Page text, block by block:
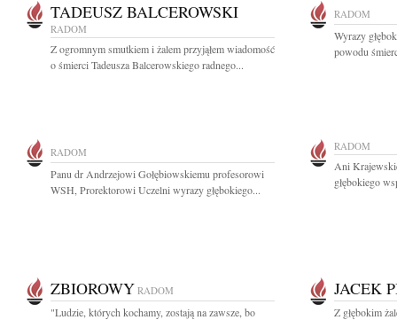
TADEUSZ BALCEROWSKI
RADOM
Z ogromnym smutkiem i żalem przyjąłem wiadomość
o śmierci Tadeusza Balcerowskiego radnego...
RADOM
Wyrazy
powodu
RADOM
Panu dr Andrzejowi Gołębiowskiemu profesorowi
WSH, Prorektorowi Uczelni wyrazy głębokiego...
RADOM
Ani
głębokiego
ZBIOROWY RADOM
"Ludzie, których kochamy, zostają na zawsze, bo
JACEK
Z głębokim